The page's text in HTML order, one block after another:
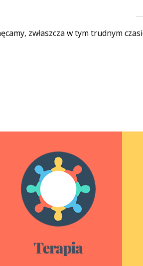
zwłaszcza w tym trudnym